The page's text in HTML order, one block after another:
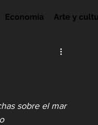
Economía Arte y
sobre el mar